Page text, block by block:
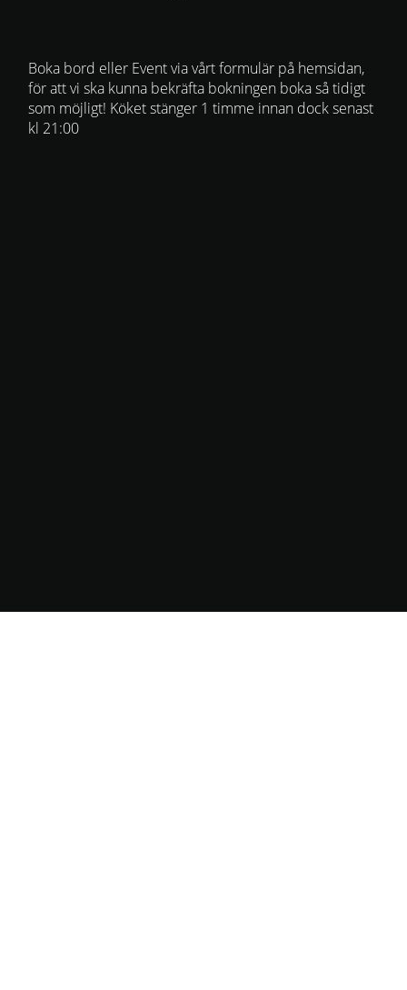
Boka bord eller Event via vårt formulär på hemsidan,
för att vi ska kunna bekräfta bokningen boka så tidigt
som möjligt! Köket stänger 1 timme innan dock senast
kl 21:00